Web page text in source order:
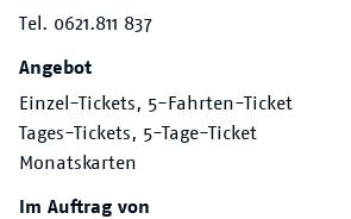
Mobilität
Service
Der VRN
Tel. 0621.811 837
Angebot
Einzel-Tickets, 5-Fahrten-Ticket
Tages-Tickets, 5-Tage-Ticket
Monatskarten
Im Auftrag von